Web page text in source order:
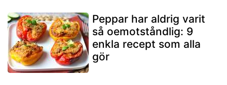
Peppar har aldrig varit
så oemotståndlig: 9
enkla recept som alla
gör